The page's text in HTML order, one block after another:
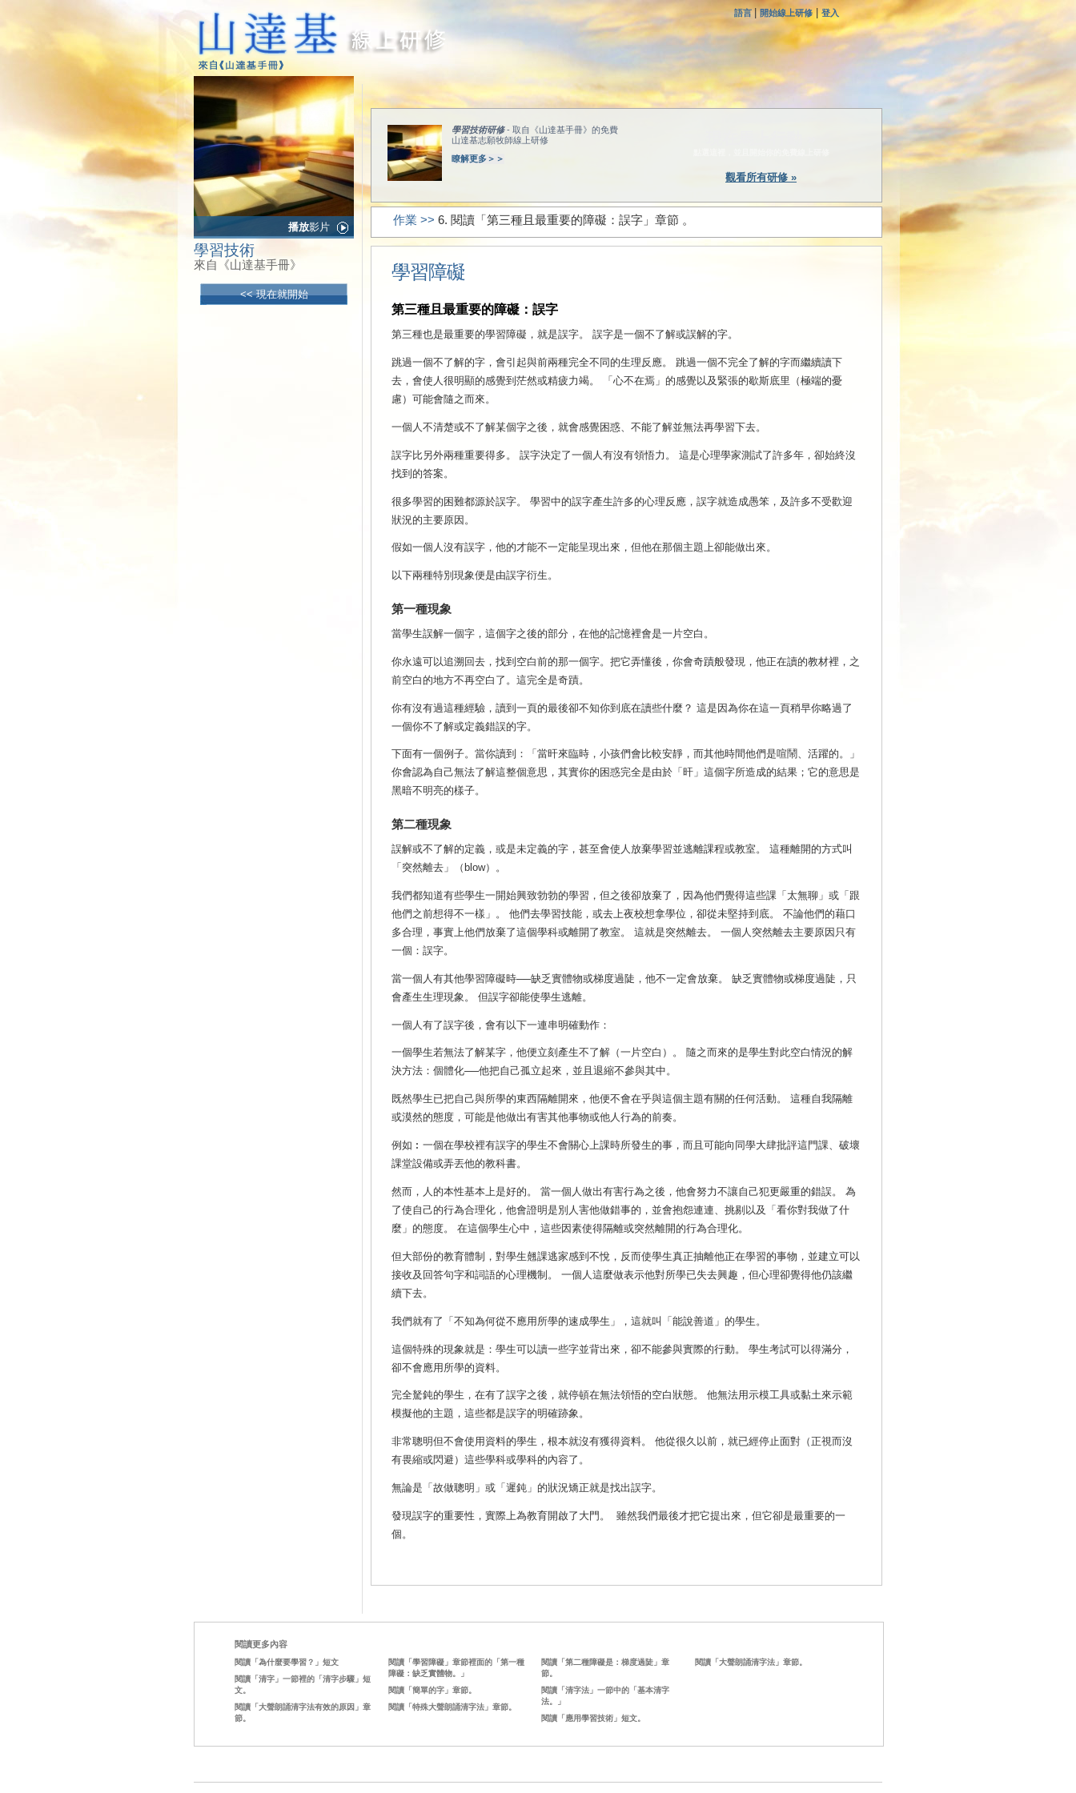
語言| 開始線上研修 | 登入
播放影片
學習技術
來自《山達基手冊》
<< 現在就開始
學習技術研修- 取自《山達基手冊》的免費
山達基志願牧師線上研修
瞭解更多＞＞
觀看所有研修 »
作業 >> 6. 閱讀「第三種且最重要的障礙：誤字」章節 。
學習障礙
第三種且最重要的障礙：誤字
第三種也是最重要的學習障礙，就是誤字。 誤字是一個不了解或誤解的字。
跳過一個不了解的字，會引起與前兩種完全不同的生理反應。 跳過一個不完全了解的字而繼續讀下
去，會使人很明顯的感覺到茫然或精疲力竭。
「心不在焉」的感覺以及緊張的歇斯底里（極端的憂
慮）可能會隨之而來。
一個人不清楚或不了解某個字之後，就會感覺困惑、不能了解並無法再學習下去。
誤字比另外兩種重要得多。 誤字決定了一個人有沒有領悟力。 這是心理學家測試了許多年，卻始終沒
找到的答案。
很多學習的困難都源於誤字。 學習中的誤字產生許多的心理反應，誤字就造成愚笨，及許多不受歡迎
狀況的主要原因。
假如一個人沒有誤字，他的才能不一定能呈現出來，但他在那個主題上卻能做出來。
以下兩種特別現象便是由誤字衍生。
第一種現象
當學生誤解一個字，這個字之後的部分，在他的記憶裡會是一片空白。
你永遠可以追溯回去，找到空白前的那一個字。把它弄懂後，你會奇蹟般發現，他正在讀的教材裡，之
前空白的地方不再空白了。這完全是奇蹟。
你有沒有過這種經驗，讀到一頁的最後卻不知你到底在讀些什麼？ 這是因為你在這一頁稍早你略過了
一個你不了解或定義錯誤的字。
下面有一個例子。當你讀到：「當旰來臨時，小孩們會比較安靜，而其他時間他們是喧鬧、活躍的。」
你會認為自己無法了解這整個意思，其實你的困惑完全是由於「旰」這個字所造成的結果；它的意思是
黑暗不明亮的樣子。
第二種現象
誤解或不了解的定義，或是未定義的字，甚至會使人放棄學習並逃離課程或教室。 這種離開的方式叫
「突然離去」（blow）。
我們都知道有些學生一開始興致勃勃的學習，但之後卻放棄了，因為他們覺得這些課「太無聊」或「跟
他們之前想得不一樣」。 他們去學習技能，或去上夜校想拿學位，卻從未堅持到底。 不論他們的藉口
多合理，事實上他們放棄了這個學科或離開了教室。 這就是突然離去。 一個人突然離去主要原因只有
一個：誤字。
當一個人有其他學習障礙時──缺乏實體物或梯度過陡，他不一定會放棄。 缺乏實體物或梯度過陡，只
會產生生理現象。 但誤字卻能使學生逃離。
一個人有了誤字後，會有以下一連串明確動作：
一個學生若無法了解某字，他便立刻產生不了解（一片空白）。 隨之而來的是學生對此空白情況的解
決方法：個體化──他把自己孤立起來，並且退縮不參與其中。
既然學生已把自己與所學的東西隔離開來，他便不會在乎與這個主題有關的任何活動。 這種自我隔離
或漠然的態度，可能是他做出有害其他事物或他人行為的前奏。
例如︰一個在學校裡有誤字的學生不會關心上課時所發生的事，而且可能向同學大肆批評這門課、破壞
課堂設備或弄丟他的教科書。
然而，人的本性基本上是好的。 當一個人做出有害行為之後，他會努力不讓自己犯更嚴重的錯誤。 為
了使自己的行為合理化，他會證明是別人害他做錯事的，並會抱怨連連、挑剔以及「看你對我做了什
麼」的態度。 在這個學生心中，這些因素使得隔離或突然離開的行為合理化。
但大部份的教育體制，對學生翹課逃家感到不悅，反而使學生真正抽離他正在學習的事物，並建立可以
接收及回答句字和詞語的心理機制。 一個人這麼做表示他對所學已失去興趣，但心理卻覺得他仍該繼
續下去。
我們就有了「不知為何從不應用所學的速成學生」，這就叫「能說善道」的學生。
這個特殊的現象就是：學生可以讀一些字並背出來，卻不能參與實際的行動。 學生考試可以得滿分，
卻不會應用所學的資料。
完全駑鈍的學生，在有了誤字之後，就停頓在無法領悟的空白狀態。 他無法用示模工具或黏土來示範
模擬他的主題，這些都是誤字的明確跡象。
非常聰明但不會使用資料的學生，根本就沒有獲得資料。 他從很久以前，就已經停止面對（正視而沒
有畏縮或閃避）這些學科或學科的內容了。
無論是「故做聰明」或「遲鈍」的狀況矯正就是找出誤字。
發現誤字的重要性，實際上為教育開啟了大門。
雖然我們最後才把它提出來，但它卻是最重要的一
個。
閱讀更多內容
閱讀「為什麼要學習？」短文
閱讀「清字」一節裡的「清字步驟」短
文。
閱讀「大聲朗誦清字法有效的原因」章
節。
閱讀「學習障礙」章節裡面的「第一種
障礙：缺乏實體物。」
閱讀「簡單的字」章節。
閱讀「特殊大聲朗誦清字法」章節。
閱讀「第二種障礙是：梯度過陡」章
節。
閱讀「清字法」一節中的「基本清字
法。」
閱讀「應用學習技術」短文。
閱讀「大聲朗誦清字法」章節。